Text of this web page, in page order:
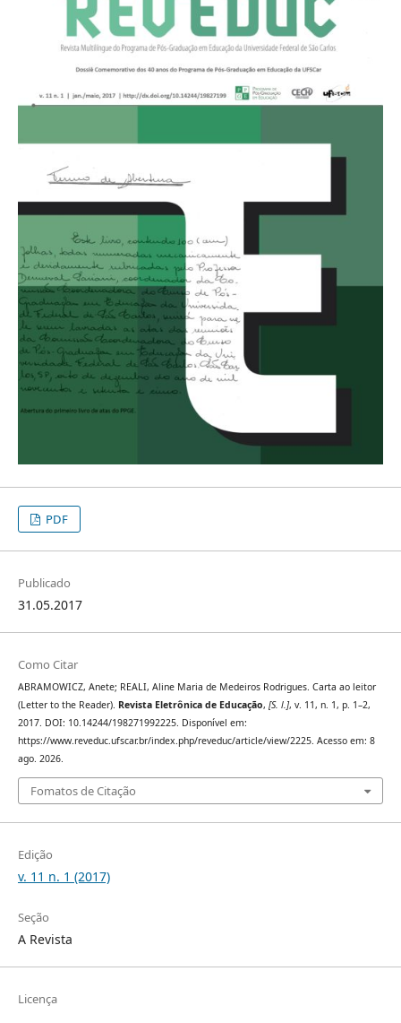
PDF
Publicado
31.05.2017
Como Citar
ABRAMOWICZ, Anete; REALI, Aline Maria de Medeiros Rodrigues. Carta ao leitor
(Letter to the Reader). Revista Eletrônica de Educação, [S. l.], v. 11, n. 1, p. 1–2,
2017. DOI: 10.14244/198271992225. Disponível em:
https://www.reveduc.ufscar.br/index.php/reveduc/article/view/2225. Acesso em: 8
ago. 2026.
Fomatos de Citação
Edição
v. 11 n. 1 (2017)
Seção
A Revista
Licença